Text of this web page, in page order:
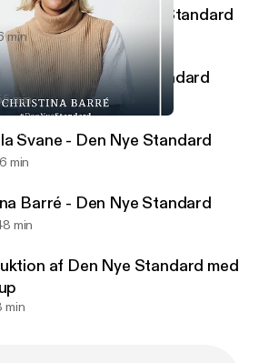
Jensen - Den Nye Standard
min
Koppel - Den Nye Standard
min
Svane - Den Nye Standard
min
Barré - Den Nye Standard
min
af Den Nye Standard med
min